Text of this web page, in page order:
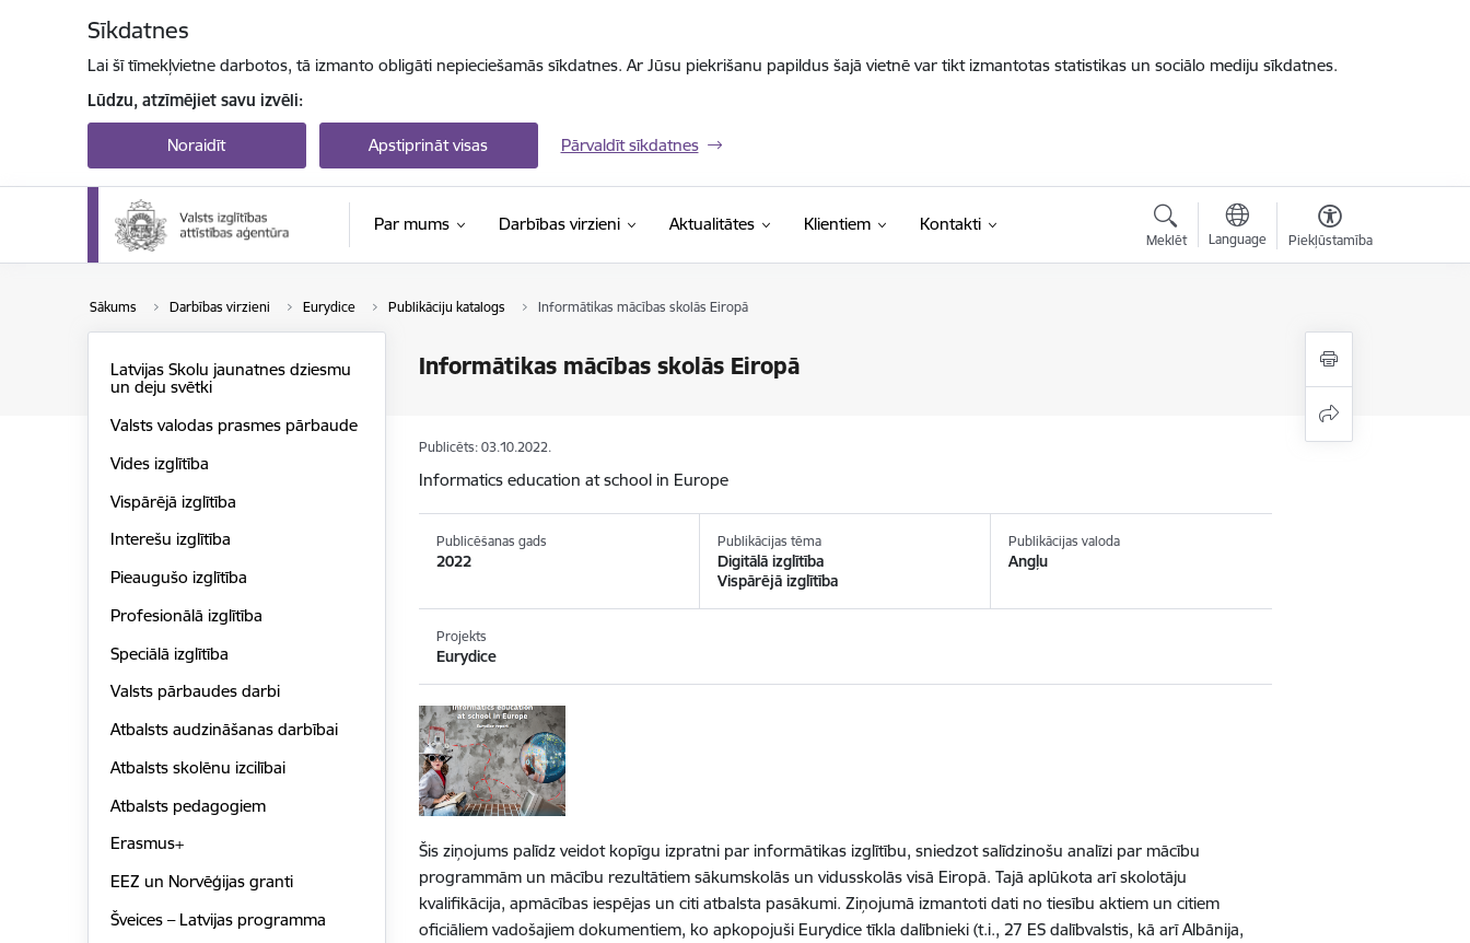
Sīkdatnes
Lai šī tīmekļvietne darbotos, tā izmanto obligāti nepieciešamās sīkdatnes. Ar Jūsu piekrišanu papildus šajā vietnē var tikt izmantotas statistikas un sociālo mediju sīkdatnes.
Lūdzu, atzīmējiet savu izvēli:
Noraidīt Apstiprināt visas Pārvaldīt sīkdatnes
Par mums Darbības virzieni Aktualitātes Klientiem Kontakti
Meklēt Language Piekļūstamība
Sākums Darbības virzieni Eurydice Publikāciju katalogs Informātikas mācības skolās Eiropā
Informātikas mācības skolās Eiropā
Latvijas Skolu jaunatnes dziesmu
un deju svētki
Valsts valodas prasmes pārbaude
Vides izglītība
Vispārējā izglītība
Interešu izglītība
Pieaugušo izglītība
Profesionālā izglītība
Speciālā izglītība
Valsts pārbaudes darbi
Atbalsts audzināšanas darbībai
Atbalsts skolēnu izcilībai
Atbalsts pedagogiem
Erasmus+
EEZ un Norvēģijas granti
Šveices – Latvijas programma
Publicēts: 03.10.2022.
Informatics education at school in Europe
Publicēšanas gads
2022
Publikācijas tēma
Digitālā izglītība
Vispārējā izglītība
Publikācijas valoda
Angļu
Projekts
Eurydice
Šis ziņojums palīdz veidot kopīgu izpratni par informātikas izglītību, sniedzot salīdzinošu analīzi par mācību
programmām un mācību rezultātiem sākumskolās un vidusskolās visā Eiropā. Tajā aplūkota arī skolotāju
kvalifikācija, apmācības iespējas un citi atbalsta pasākumi. Ziņojumā izmantoti dati no tiesību aktiem un citiem
oficiāliem vadošajiem dokumentiem, ko apkopojuši Eurydice tīkla dalībnieki (t.i., 27 ES dalībvalstis, kā arī Albānija,